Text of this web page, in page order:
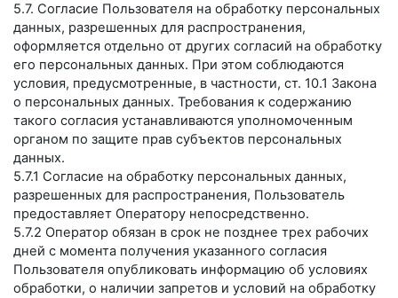
5.7. Согласие Пользователя на обработку персональных
данных, разрешенных для распространения,
оформляется отдельно от других согласий на обработку
его персональных данных. При этом соблюдаются
условия, предусмотренные, в частности, ст. 10.1 Закона
о персональных данных. Требования к содержанию
такого согласия устанавливаются уполномоченным
органом по защите прав субъектов персональных
данных.
5.7.1 Согласие на обработку персональных данных,
разрешенных для распространения, Пользователь
предоставляет Оператору непосредственно.
5.7.2 Оператор обязан в срок не позднее трех рабочих
дней с момента получения указанного согласия
Пользователя опубликовать информацию об условиях
обработки, о наличии запретов и условий на обработку